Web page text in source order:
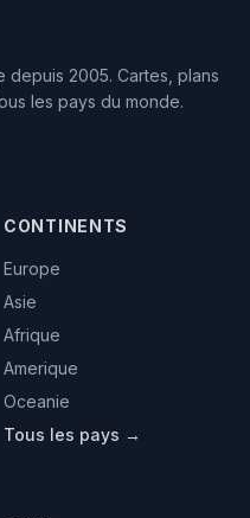
2005. Cartes, plans
les pays du monde.
CONTINENTS
Europe
Asie
Afrique
Amerique
Oceanie
Tous les pays →